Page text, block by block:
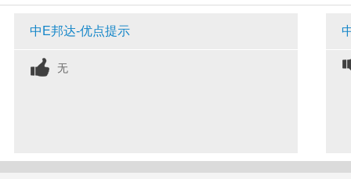
中E邦达-优点提示
无